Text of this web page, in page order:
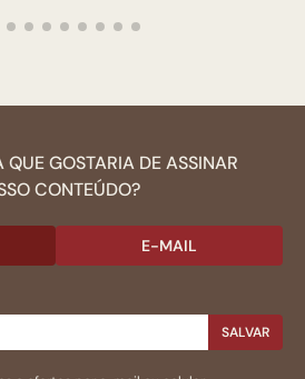
GOSTARIA DE ASSINAR
CONTEÚDO?
E-MAIL
SALVAR